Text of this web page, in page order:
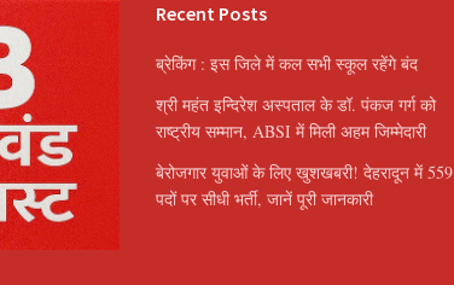
Recent Posts
ब्रेकिंग : इस जिले में कल सभी स्कूल रहेंगे बंद
श्री महंत इन्दिरेश अस्पताल के डॉ. पंकज गर्ग को
राष्ट्रीय सम्मान, ABSI में मिली अहम जिम्मेदारी
बेरोजगार युवाओं के लिए खुशखबरी! देहरादून में 559
पदों पर सीधी भर्ती, जानें पूरी जानकारी